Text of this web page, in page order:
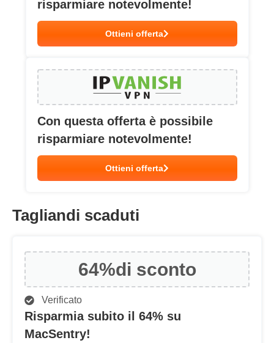
risparmiare notevolmente!
Ottieni offerta
Con questa offerta è possibile
risparmiare notevolmente!
Ottieni offerta
Tagliandi scaduti
64%di sconto
Verificato
Risparmia subito il 64% su
MacSentry!